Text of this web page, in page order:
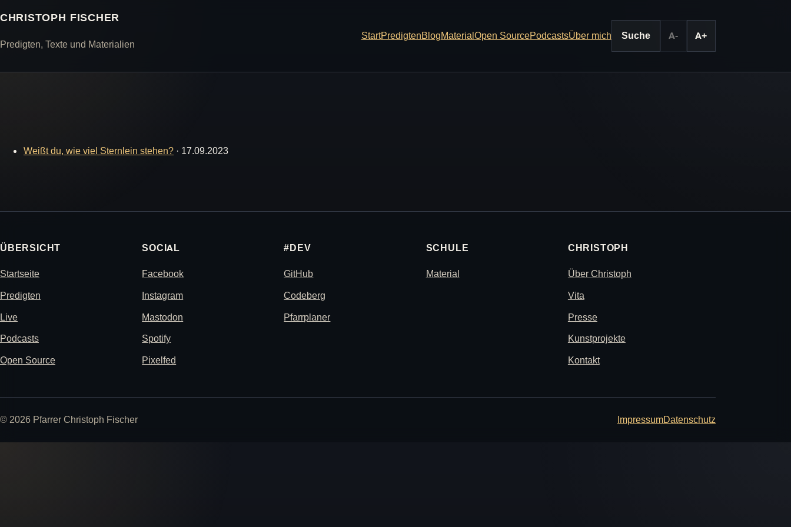
CHRISTOPH FISCHER
Predigten, Texte und Materialien
StartPredigtenBlogMaterialOpen SourcePodcastsÜber mich Suche A- A+
Weißt du, wie viel Sternlein stehen? · 17.09.2023
ÜBERSICHT
Startseite
Predigten
Live
Podcasts
Open Source
SOCIAL
Facebook
Instagram
Mastodon
Spotify
Pixelfed
#DEV
GitHub
Codeberg
Pfarrplaner
SCHULE
Material
CHRISTOPH
Über Christoph
Vita
Presse
Kunstprojekte
Kontakt
© 2026 Pfarrer Christoph Fischer ImpressumDatenschutz